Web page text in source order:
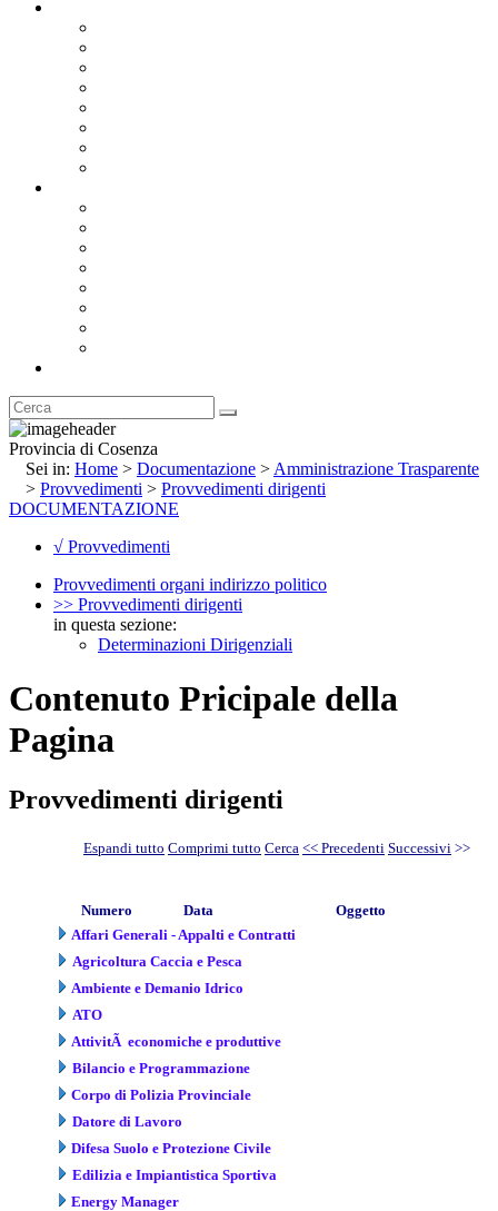
Provincia di Cosenza
Sei in: Home > Documentazione > Amministrazione Trasparente
> Provvedimenti > Provvedimenti dirigenti
DOCUMENTAZIONE
√ Provvedimenti
Provvedimenti organi indirizzo politico
>> Provvedimenti dirigenti
in questa sezione:
Determinazioni Dirigenziali
Contenuto Pricipale della
Pagina
Provvedimenti dirigenti
Espandi tutto Comprimi tutto Cerca << Precedenti Successivi >>
Numero Data
Oggetto
Affari Generali - Appalti e Contratti
Agricoltura Caccia e Pesca
Ambiente e Demanio Idrico
ATO
AttivitÃ economiche e produttive
Bilancio e Programmazione
Corpo di Polizia Provinciale
Datore di Lavoro
Difesa Suolo e Protezione Civile
Edilizia e Impiantistica Sportiva
Energy Manager